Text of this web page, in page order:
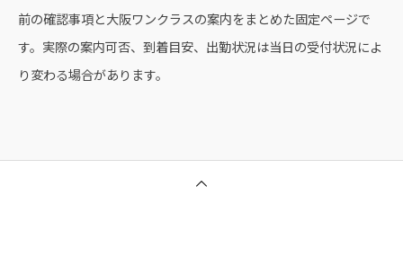
前の確認事項と大阪ワンクラスの案内をまとめた固定ページで
す。実際の案内可否、到着目安、出勤状況は当日の受付状況によ
り変わる場合があります。